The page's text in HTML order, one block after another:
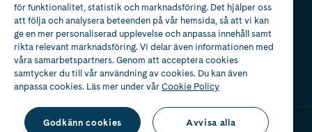
för funktionalitet, statistik och marknadsföring. Det hjälper oss
att följa och analysera beteenden på vår hemsida, så att vi kan
ge en mer personaliserad upplevelse och anpassa innehåll samt
rikta relevant marknadsföring. Vi delar även informationen med
våra samarbetspartners. Genom att acceptera cookies
samtycker du till vår användning av cookies. Du kan även
anpassa cookies. Läs mer under vårCookie Policy
Godkänn cookies Avvisa alla